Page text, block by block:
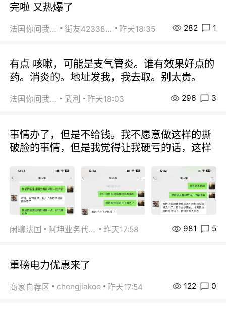
完啦 又热爆了
法国你问我答 街友42338202 昨天18:35 282 1
有点 咳嗽，可能是支气管炎。谁有效果好点的
药。消炎的。地址发我，我去取。别太贵。
法国你问我答 武利 昨天18:03 296 3
事情办了，但是不给钱。我不愿意做这样的撕
破脸的事情，但是我觉得让我硬亏的话，这样
闲聊法国 阿坤业务代办 昨天17:58 981 5
重磅电力优惠来了
商家自荐区 chengjiakoo 昨天17:54 122 0